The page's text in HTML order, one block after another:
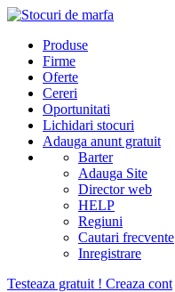
Produse
Firme
Oferte
Cereri
Oportunitati
Lichidari stocuri
Adauga anunt gratuit
Barter
Adauga Site
Director web
HELP
Regiuni
Cautari frecvente
Inregistrare
Testeaza gratuit ! Creaza cont